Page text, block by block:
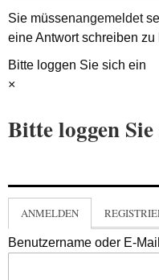
Sie müssenangemeldet
eine Antwort schreiben zu
Bitte loggen Sie sich ein
×
Bitte loggen
ANMELDEN
Benutzername oder E-